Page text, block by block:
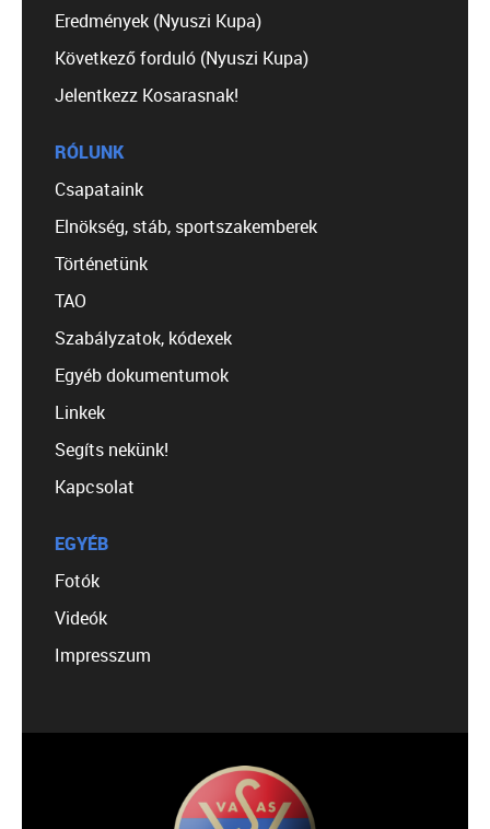
Eredmények (Nyuszi Kupa)
Következő forduló (Nyuszi Kupa)
Jelentkezz Kosarasnak!
RÓLUNK
Csapataink
Elnökség, stáb, sportszakemberek
Történetünk
TAO
Szabályzatok, kódexek
Egyéb dokumentumok
Linkek
Segíts nekünk!
Kapcsolat
EGYÉB
Fotók
Videók
Impresszum